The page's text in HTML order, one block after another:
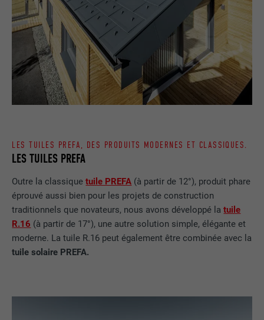
LES TUILES PREFA
LES TUILES PREFA, DES PRODUITS MODERNES ET CLASSIQUES.
Outre la classiquetuile PREFA (à partir de 12°), produit phare
éprouvé aussi bien pour les projets de construction
traditionnels que novateurs, nous avons développé latuile
R.16 (à partir de 17°), une autre solution simple, élégante et
moderne. La tuile R.16 peut également être combinée avec la
tuile solaire PREFA.
EXPIRATION 2 ans
UTILITÉ
Utilisé par le service de réseau social
LinkedIn pour suivre l'utilisation de
services intégrés
FOURNISSEUR LinkedIn
UTILITÉ
Est utilisé pour suivre l'utilisateur sur
plusieurs sites Internet afin d'afficher de
la publicité adaptée aux préférences de
l'utilisateur.